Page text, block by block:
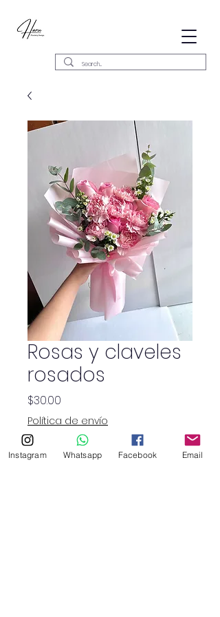
Rosas y claveles
rosados
$30.00
Política de envío
Cantidad *
Instagram Whatsapp Facebook Email